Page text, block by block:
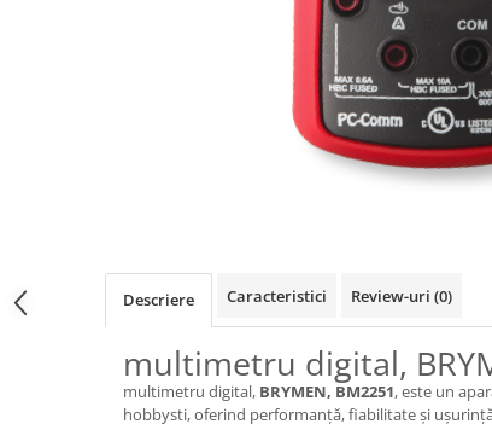
Descriere Caracteristici Review-uri (0)
multimetru digital,
multimetru digital, BRYMEN, BM2251, este un
hobbysti, oferind performanță, fiabilitate și